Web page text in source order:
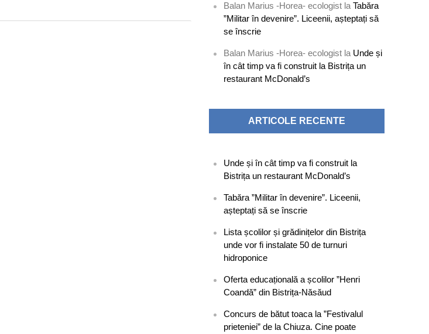
Balan Marius -Horea- ecologist laTabăra
”Militar în devenire”. Liceenii, așteptați să
se înscrie
Balan Marius -Horea- ecologist la Unde și
în cât timp va fi construit la Bistrița un
restaurant McDonald’s
ARTICOLE RECENTE
Unde și în cât timp va fi construit la
Bistrița un restaurant McDonald’s
Tabăra ”Militar în devenire”. Liceenii,
așteptați să se înscrie
Lista școlilor și grădinițelor din Bistrița
unde vor fi instalate 50 de turnuri
hidroponice
Oferta educațională a școlilor ”Henri
Coandă” din Bistrița-Năsăud
Concurs de bătut toaca la ”Festivalul
prieteniei” de la Chiuza. Cine poate